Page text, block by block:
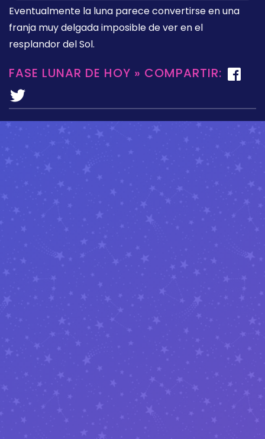
Eventualmente la luna parece convertirse en una
franja muy delgada imposible de ver en el
resplandor del Sol.
FASE LUNAR DE HOY » COMPARTIR: